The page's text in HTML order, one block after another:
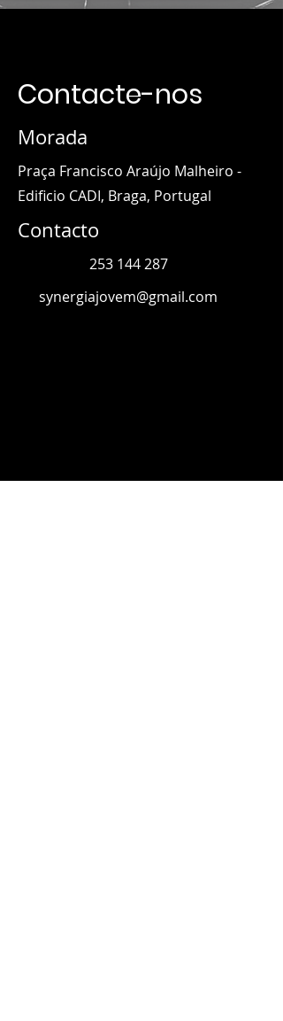
Contacte-nos
Morada
Praça Francisco Araújo Malheiro -
Edificio CADI, Braga, Portugal
Contacto
253 144 287
synergiajovem@gmail.com